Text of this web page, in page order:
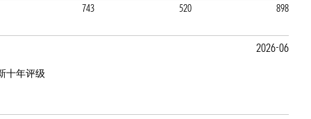
743 520 898
2026-06
十年评级